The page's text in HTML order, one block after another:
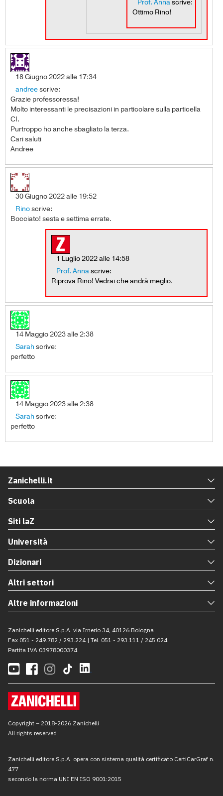
Prof. Annascrive:
Ottimo Rino!
18 Giugno 2022 alle 17:34
andreescrive:
Grazie professoressa!
Molto interessanti le precisazioni in particolare sulla particella
CI.
Purtroppo ho anche sbagliato la terza.
Cari saluti
Andree
30 Giugno 2022 alle 19:52
Rinoscrive:
Bocciato! sesta e settima errate.
1 Luglio 2022 alle 14:58
Prof. Annascrive:
Riprova Rino! Vedrai che andrà meglio.
14 Maggio 2023 alle 2:38
Sarah scrive:
perfetto
14 Maggio 2023 alle 2:38
Sarah scrive:
perfetto